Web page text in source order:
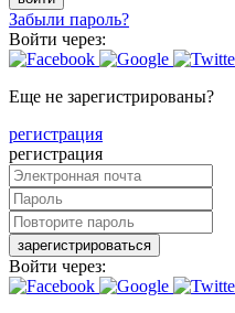
Забыли пароль?
Войти через:
Еще не зарегистрированы?
регистрация
регистрация
зарегистрироваться
Войти через: